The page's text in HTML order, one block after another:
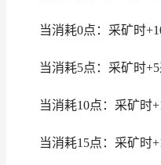
当消耗0点：采矿时
当消耗5点：采矿时+5
当消耗10点：采矿时
当消耗15点：采矿时